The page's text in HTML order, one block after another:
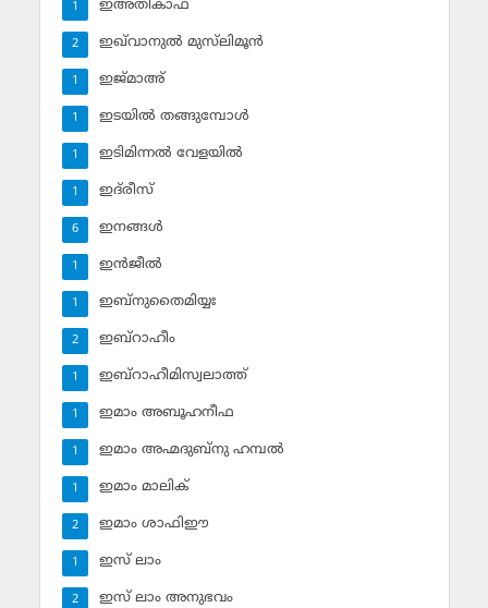
ഇഅ്തികാഫ്‌
1
ഇഖ്‌വാനുല്‍ മുസ്‌ലിമൂന്‍
2
ഇജ്മാഅ്
1
ഇടയില്‍ തങ്ങുമ്പോള്‍
1
ഇടിമിന്നല്‍ വേളയില്‍
1
ഇദ്‌രീസ്‌
1
ഇനങ്ങള്‍
6
ഇന്‍ജീല്‍
1
ഇബ്‌നുതൈമിയ്യഃ
1
ഇബ്‌റാഹീം
2
ഇബ്‌റാഹീമിസ്വലാത്ത്
1
ഇമാം അബൂഹനീഫ
1
ഇമാം അഹ്മദുബ്‌നു ഹമ്പല്‍
1
ഇമാം മാലിക്
1
ഇമാം ശാഫിഈ
2
ഇസ് ലാം
1
ഇസ് ലാം അനുഭവം
2